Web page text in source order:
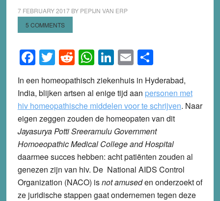
7 FEBRUARY 2017BY PEPIJN VAN ERP
5 COMMENTS
Facebook
Twitter
Reddit
WhatsApp
LinkedIn
EmailShare
In een homeopathisch ziekenhuis in Hyderabad,
India, blijken artsen al enige tijd aan personen met
hiv homeopathische middelen voor te schrijven. Naar
eigen zeggen zouden de homeopaten van dit
Jayasurya Potti Sreeramulu Government
Homoeopathic Medical College and Hospital
daarmee succes hebben: acht patiënten zouden al
genezen zijn van hiv. De National AIDS Control
Organization (NACO) isnot amuseden onderzoekt of
ze juridische stappen gaat ondernemen tegen deze